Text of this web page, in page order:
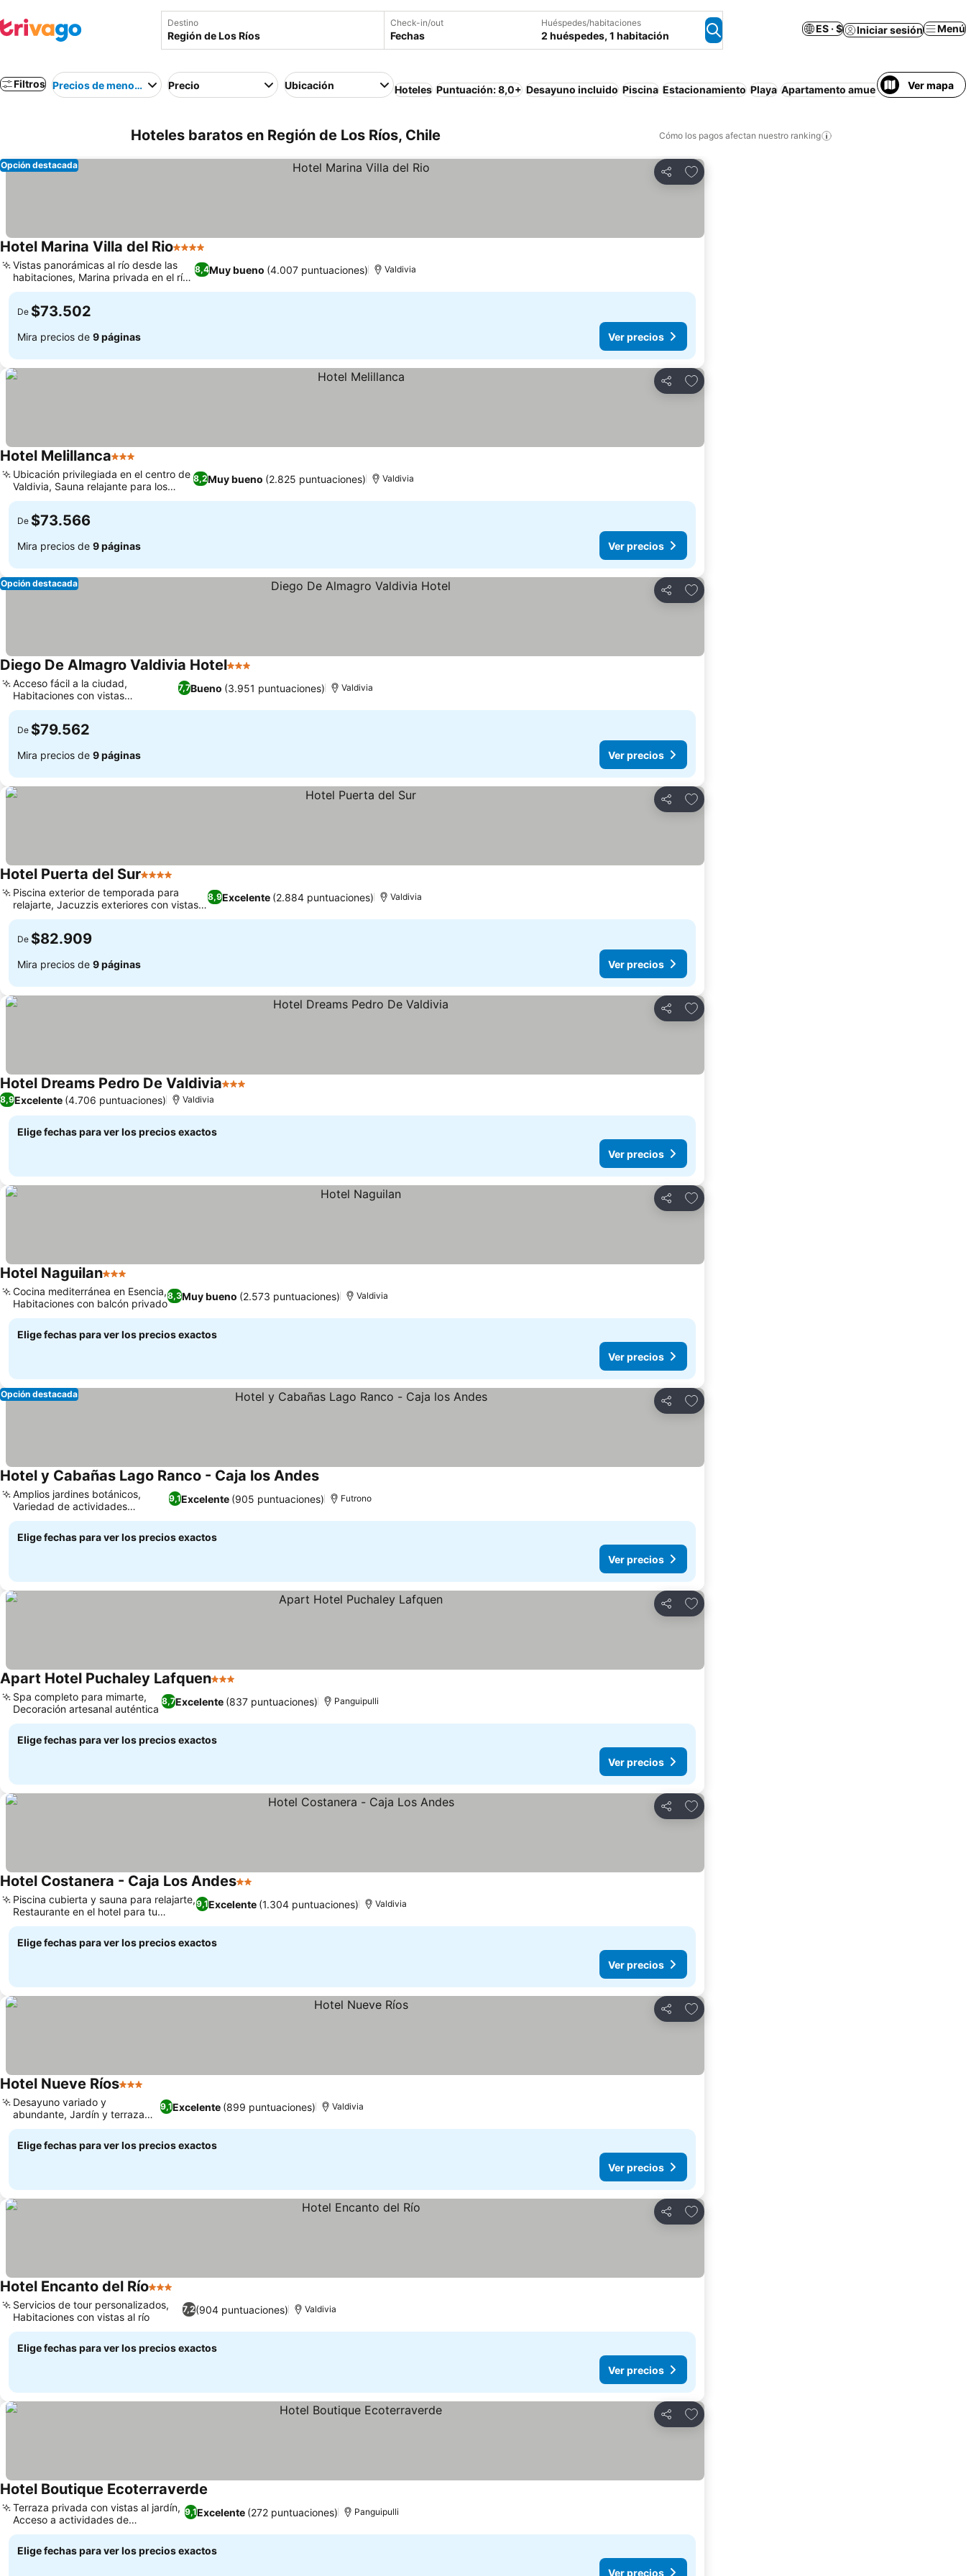
Destino Check-in/out
Fechas
Huéspedes/habitaciones
2 huéspedes, 1 habitación
ES · $ Iniciar sesión Menú
Filtros Precios de menor a mayorPrecio Ubicación Hoteles Puntuación: 8,0+ Desayuno incluido Piscina Estacionamiento Playa Apartamento amueblado Ver mapa
Hoteles baratos en Región de Los Ríos, Chile Cómo los pagos afectan nuestro ranking
Compartir
Agregar a favoritos
Opción destacada
Hotel Marina Villa del Rio4 Estrellas
8,4Muy bueno (4.007 puntuaciones)
Vistas panorámicas al río desde las
habitaciones, Marina privada en el río
Calle-Calle
Valdivia
De $73.502
Mira precios de 9 páginas Ver precios
Compartir
Agregar a favoritos
Hotel Melillanca3 Estrellas
8,2Muy bueno (2.825 puntuaciones)
Ubicación privilegiada en el centro de
Valdivia, Sauna relajante para los
huéspedes
Valdivia
De $73.566
Mira precios de 9 páginas Ver precios
Compartir
Agregar a favoritos
Opción destacada
Diego De Almagro Valdivia Hotel3 Estrellas
7,7Bueno (3.951 puntuaciones)
Acceso fácil a la ciudad,
Habitaciones con vistas
panorámicas al río
Valdivia
De $79.562
Mira precios de 9 páginas Ver precios
Compartir
Agregar a favoritos
Hotel Puerta del Sur4 Estrellas
8,9Excelente (2.884 puntuaciones)
Piscina exterior de temporada para
relajarte, Jacuzzis exteriores con vistas
espectaculares
Valdivia
De $82.909
Mira precios de 9 páginas Ver precios
Compartir
Agregar a favoritos
Hotel Dreams Pedro De Valdivia3 Estrellas
8,9Excelente (4.706 puntuaciones) Valdivia
Elige fechas para ver los precios exactos
Ver precios
Compartir
Agregar a favoritos
Hotel Naguilan3 Estrellas
8,3Muy bueno (2.573 puntuaciones)
Cocina mediterránea en Esencia,
Habitaciones con balcón privado
Valdivia
Elige fechas para ver los precios exactos
Ver precios
Compartir
Agregar a favoritos
Opción destacada
Hotel y Cabañas Lago Ranco - Caja los Andes
9,1Excelente (905 puntuaciones)
Amplios jardines botánicos,
Variedad de actividades
recreativas
Futrono
Elige fechas para ver los precios exactos
Ver precios
Compartir
Agregar a favoritos
Apart Hotel Puchaley Lafquen3 Estrellas
8,7Excelente (837 puntuaciones)
Spa completo para mimarte,
Decoración artesanal auténtica
Panguipulli
Elige fechas para ver los precios exactos
Ver precios
Compartir
Agregar a favoritos
Hotel Costanera - Caja Los Andes2 Estrellas
9,1Excelente (1.304 puntuaciones)
Piscina cubierta y sauna para relajarte,
Restaurante en el hotel para tu
comodidad
Valdivia
Elige fechas para ver los precios exactos
Ver precios
Compartir
Agregar a favoritos
Hotel Nueve Ríos3 Estrellas
9,1Excelente (899 puntuaciones)
Desayuno variado y
abundante, Jardín y terraza
tranquilos
Valdivia
Elige fechas para ver los precios exactos
Ver precios
Compartir
Agregar a favoritos
Hotel Encanto del Río3 Estrellas
7,2(904 puntuaciones)
Servicios de tour personalizados,
Habitaciones con vistas al río
Valdivia
Elige fechas para ver los precios exactos
Ver precios
Compartir
Agregar a favoritos
Hotel Boutique Ecoterraverde
9,1Excelente (272 puntuaciones)
Terraza privada con vistas al jardín,
Acceso a actividades de
senderismo
Panguipulli
Elige fechas para ver los precios exactos
Ver precios